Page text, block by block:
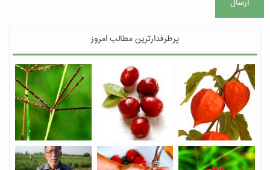
ارسال
پرطرفدارترین مطالب امروز